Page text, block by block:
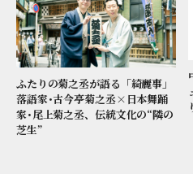
ふたりの菊之丞が語る「綺麗事」
落語家･古今亭菊之丞×日本舞踊
家･尾上菊之丞、伝統文化の“隣の
芝生”